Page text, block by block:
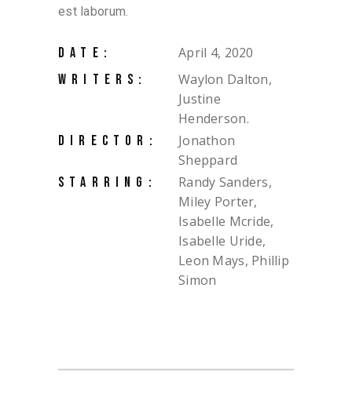
est laborum.
DATE: April 4, 2020
WRITERS:
Waylon Dalton,
Justine
Henderson.
DIRECTOR:
Jonathon
Sheppard
STARRING:
Randy Sanders,
Miley Porter,
Isabelle Mcride,
Isabelle Uride,
Leon Mays, Phillip
Simon